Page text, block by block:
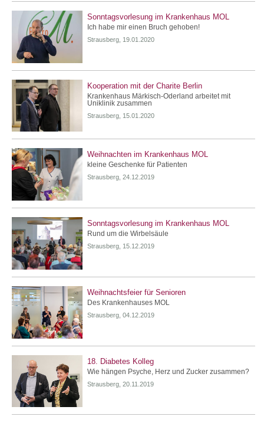
Sonntagsvorlesung im Krankenhaus MOL
Ich habe mir einen Bruch gehoben!
Strausberg, 19.01.2020
Kooperation mit der Charite Berlin
Krankenhaus Märkisch-Oderland arbeitet mit
Uniklinik zusammen
Strausberg, 15.01.2020
Weihnachten im Krankenhaus MOL
kleine Geschenke für Patienten
Strausberg, 24.12.2019
Sonntagsvorlesung im Krankenhaus MOL
Rund um die Wirbelsäule
Strausberg, 15.12.2019
Weihnachtsfeier für Senioren
Des Krankenhauses MOL
Strausberg, 04.12.2019
18. Diabetes Kolleg
Wie hängen Psyche, Herz und Zucker zusammen?
Strausberg, 20.11.2019